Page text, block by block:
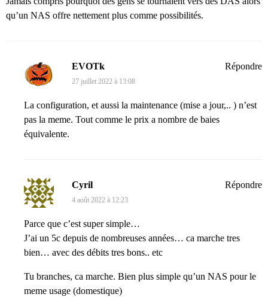
qu’un NAS offre nettement plus comme possibilités.
EVOTk
27 juillet 2022 à 13:08
La configuration, et aussi la maintenance (mise a jour,.. ) n’est
pas la meme. Tout comme le prix a nombre de baies
équivalente.
Répondre
Cyril
4 août 2022 à 12:23
Parce que c’est super simple…
J’ai un 5c depuis de nombreuses années… ca marche tres
bien… avec des débits tres bons.. etc
Tu branches, ca marche. Bien plus simple qu’un NAS pour le
meme usage (domestique)
Répondre